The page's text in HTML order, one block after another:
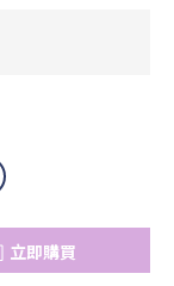
立即購買